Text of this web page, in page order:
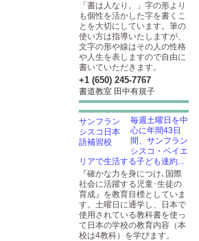
「書は人なり。」字の形より
も個性を活かした字を書くこ
とを大切にしています。筆の
使い方は指導いたしますが、
文字の形や線はその人の性格
や人生を表しますので自由に
書いていただきます。
+1 (650) 245-7767
書道教室 田中有規子
毎週土曜日を中
心に年間43日
間、サンフラン
シスコ・ベイエ
リアで生活する子ども達約...
『確かな力を身につけ､国際
社会に活躍する児童･生徒の
育成』を教育目標としていま
す。土曜日に通学し、日本で
使用されている教科書を使っ
て日本の学校の教育内容（本
校は4教科）を学びます。